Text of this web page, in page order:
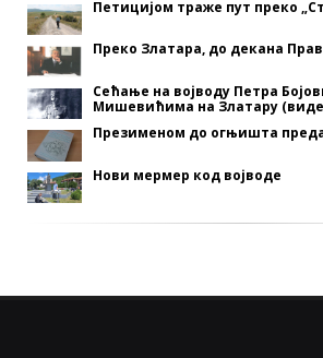
Петицијом траже пут преко
Преко Златара, до декана
Сећање на војводу Петра
Мишевићима на Златару
Презименом до огњишта
Нови мермер код војводе